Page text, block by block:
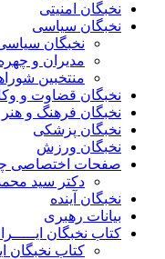
نخبگان امنیتی
نخبگان سیاسی
نخبگان
مدیران و
منتخبین
نخبگان قضاوت و
نخبگان فرهنگ و هنر
نخبگان پزشکی
نخبگان ورزش
صفحات اختصاصی
دکتر سید
نخبگان آینده
بیانات رهبری
کتاب نخبگان
کتاب نخبگان